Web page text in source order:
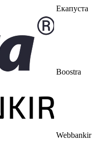
Екапуста
Boostra
Webbankir